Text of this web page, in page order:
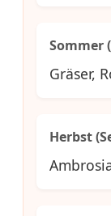
Sommer
Gräser,
Herbst